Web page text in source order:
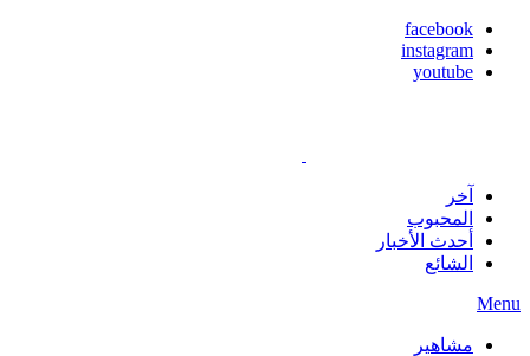
facebook
instagram
youtube
آخر
المحبوب
أحدث الأخبار
الشائع
Menu
مشاهير